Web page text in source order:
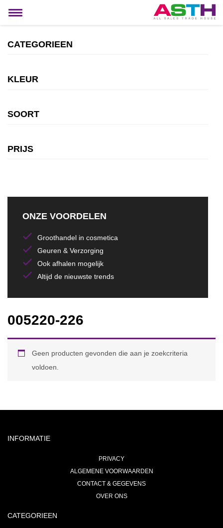
Toggle
CATEGORIEEN
KLEUR
SOORT
PRIJS
ONZE VOORDELEN
Groothandel in cosmetica
Geuren & Verzorging
Ook afhalen mogelijk
Altijd de nieuwste trends
005220-226
Geen producten gevonden die aan je zoekcriteria
voldoen.
INFORMATIE
PRIVACY
ALGEMENE VOORWAARDEN
CONTACT & GEGEVENS
OVER ONS
CATEGORIEEN